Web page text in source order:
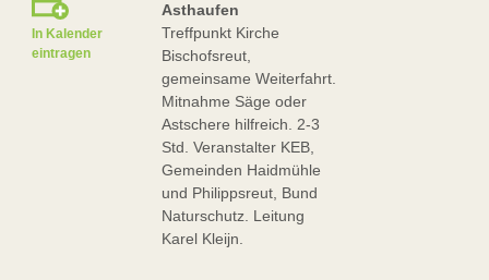
In Kalender
eintragen
Asthaufen
Treffpunkt Kirche
Bischofsreut,
gemeinsame Weiterfahrt.
Mitnahme Säge oder
Astschere hilfreich. 2-3
Std. Veranstalter KEB,
Gemeinden Haidmühle
und Philippsreut, Bund
Naturschutz. Leitung
Karel Kleijn.